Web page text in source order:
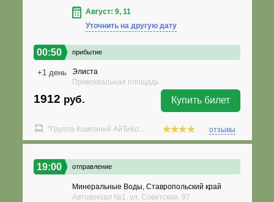
Август: 9, 11
Уточнить на другую дату
00:50 прибытие
+1 день
Элиста
Привокзальная площадь
1912 руб. Купить билет
"Группа Компаний АйТиКо... отзывы
19:00 отправление
Минеральные Воды, Ставропольский край
Автовокзал №1, ул. Советская, 97